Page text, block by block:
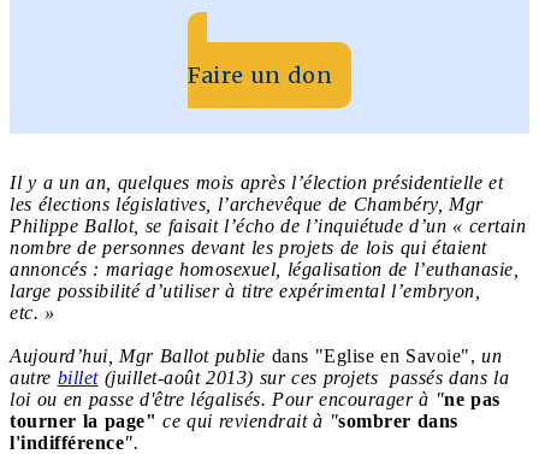
Faire un don
Il y a un an, quelques mois après l’élection présidentielle et
les élections législatives, l’archevêque de Chambéry, Mgr
Philippe Ballot, se faisait l’écho de l’inquiétude d’un « certain
nombre de personnes devant les projets de lois qui étaient
annoncés : mariage homosexuel, légalisation de l’euthanasie,
large possibilité d’utiliser à titre expérimental l’embryon,
etc. »
Aujourd’hui, Mgr Ballot publie dans "Eglise en Savoie", un
autre billet(juillet-août 2013) sur ces projets passés dans la
loi ou en passe d'être légalisés. Pour encourager à "ne pas
tourner la page" ce qui reviendrait à "sombrer dans
l'indifférence".